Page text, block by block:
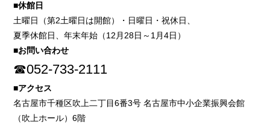
■休館日
土曜日（第2土曜日は開館）・日曜日・祝休日、
夏季休館日、年末年始（12月28日～1月4日）
■お問い合わせ
☎052-733-2111
■アクセス
名古屋市千種区吹上二丁目6番3号 名古屋市中小企業振興会館
（吹上ホール）6階